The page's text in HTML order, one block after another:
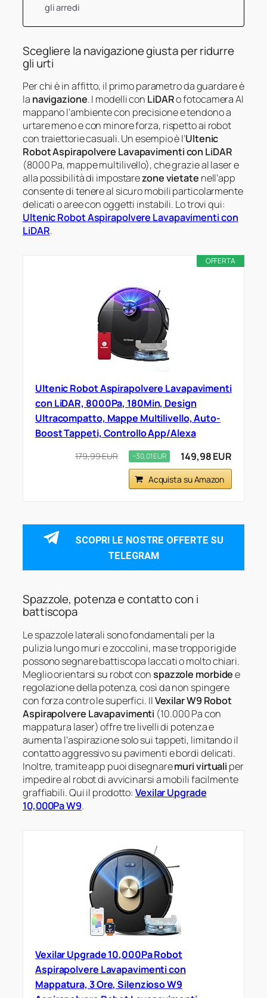
gli arredi
Scegliere la navigazione giusta per ridurre
gli urti
Per chi è in affitto, il primo parametro da guardare è
la navigazione. I modelli con LiDARo fotocamera AI
mappano l’ambiente con precisione e tendono a
urtare meno e con minore forza, rispetto ai robot
con traiettorie casuali. Un esempio è l’Ultenic
Robot Aspirapolvere Lavapavimenti con LiDAR
(8000 Pa, mappe multilivello), che grazie al laser e
alla possibilità di impostarezone vietate nell’app
consente di tenere al sicuro mobili particolarmente
delicati o aree con oggetti instabili. Lo trovi qui:
Ultenic Robot Aspirapolvere Lavapavimenti con
LiDAR.
OFFERTA
Ultenic Robot Aspirapolvere Lavapavimenti
con LiDAR, 8000Pa, 180Min, Design
Ultracompatto, Mappe Multilivello, Auto-
Boost Tappeti, Controllo App/Alexa
179,99 EUR −30,01 EUR 149,98 EUR
Acquista su Amazon
SCOPRI LE NOSTRE OFFERTE SU
TELEGRAM
Spazzole, potenza e contatto con i
battiscopa
Le spazzole laterali sono fondamentali per la
pulizia lungo muri e zoccolini, ma se troppo rigide
possono segnare battiscopa laccati o molto chiari.
Meglio orientarsi su robot conspazzole morbidee
regolazione della potenza, così da non spingere
con forza contro le superfici. IlVexilar W9 Robot
Aspirapolvere Lavapavimenti (10.000 Pa con
mappatura laser) offre tre livelli di potenza e
aumenta l’aspirazione solo sui tappeti, limitando il
contatto aggressivo su pavimenti e bordi delicati.
Inoltre, tramite app puoi disegnaremuri virtuali per
impedire al robot di avvicinarsi a mobili facilmente
graffiabili. Qui il prodotto: Vexilar Upgrade
10,000Pa W9.
Vexilar Upgrade 10,000Pa Robot
Aspirapolvere Lavapavimenti con
Mappatura, 3 Ore, Silenzioso W9